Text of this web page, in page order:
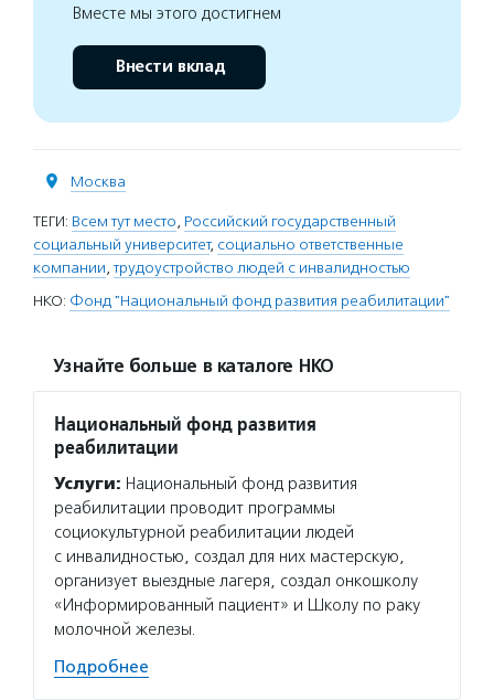
Вместе мы этого достигнем
Внести вклад
Москва
ТЕГИ: Всем тут место, Российский государственный
социальный университет, социально ответственные
компании,трудоустройство людей с инвалидностью
НКО: Фонд "Национальный фонд развития реабилитации"
Узнайте больше в каталоге НКО
Национальный фонд развития
реабилитации
Услуги: Национальный фонд развития
реабилитации проводит программы
социокультурной реабилитации людей
с инвалидностью, создал для них мастерскую,
организует выездные лагеря, создал онкошколу
«Информированный пациент» и Школу по раку
молочной железы.
Подробнее